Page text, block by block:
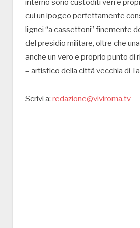
interno sono custoditi veri e
cui un ipogeo perfettamente
lignei “a cassettoni” finemente
del presidio militare, oltre che
anche un vero e proprio punto di
– artistico della città vecchia di
Scrivi a: redazione@viviroma.tv